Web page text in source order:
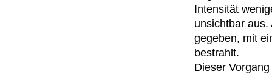
Intensität
unsichtbar
gegeben, mit
bestrahlt.
Dieser